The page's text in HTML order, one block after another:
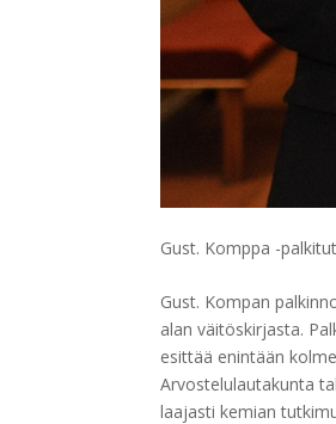
Gust. Komppa -
Gust. Kompan
alan väitöskirjasta.
esittää enintään
Arvostelulautakunta
laajasti kemian